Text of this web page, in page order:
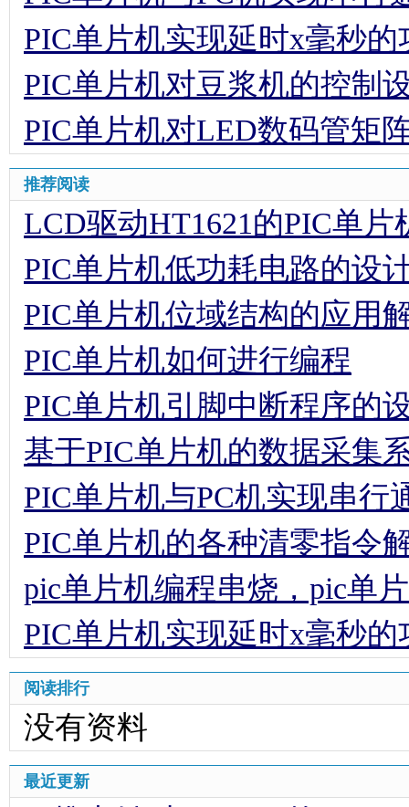
PIC单片机实现延时x毫秒的
PIC单片机对豆浆机的控制
PIC单片机对LED数码管矩
推荐阅读
LCD驱动HT1621的PIC单片
PIC单片机低功耗电路的设
PIC单片机位域结构的应用
PIC单片机如何进行编程
PIC单片机引脚中断程序的
基于PIC单片机的数据采集
PIC单片机与PC机实现串行
PIC单片机的各种清零指令
pic单片机编程串烧，pic单
PIC单片机实现延时x毫秒的
阅读排行
没有资料
最近更新